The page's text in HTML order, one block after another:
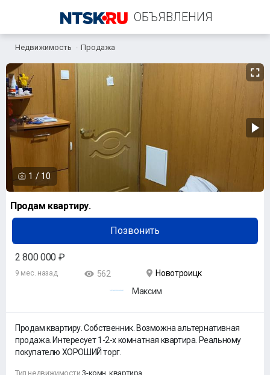
ОБЪЯВЛЕНИЯ
+7 (909) 604-90-87
Недвижимость Продажа
1 / 10
Продам квартиру.
Позвонить
2 800 000 ₽
9 мес. назад 562
Новотроицк
Максим
Продам квартиру. Собственник. Возможна альтернативная
продажа. Интересует 1-2-х комнатная квартира. Реальному
покупателю ХОРОШИЙ торг.
Тип недвижимости 3-комн. квартира